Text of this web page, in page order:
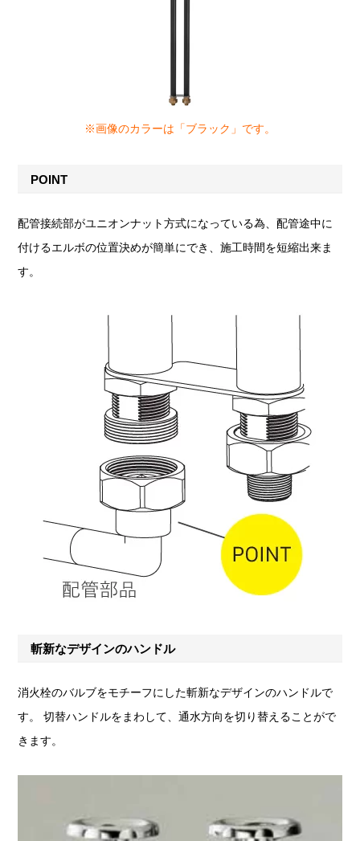
※画像のカラーは「ブラック」です。
POINT
配管接続部がユニオンナット方式になっている為、配管途中に
付けるエルボの位置決めが簡単にでき、施工時間を短縮出来ま
す。
斬新なデザインのハンドル
消火栓のバルブをモチーフにした斬新なデザインのハンドルで
す。 切替ハンドルをまわして、通水方向を切り替えることがで
きます。